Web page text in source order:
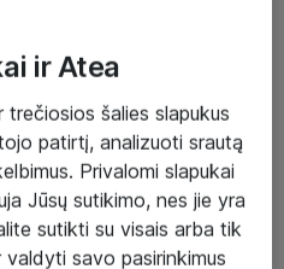
ir Atea
trečiosios šalies slapukus
patirtį, analizuoti srautą
Privalomi slapukai
Jūsų sutikimo, nes jie yra
sutikti su visais arba tik
valdyti savo pasirinkimus